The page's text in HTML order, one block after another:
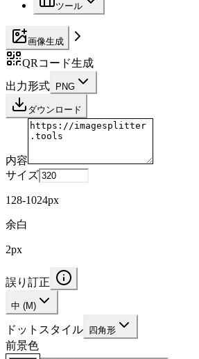
ツール
画像生成
QRコード生成
出力形式
PNG
ダウンロード
内容
サイズ
128-1024px
余白
2px
誤り訂正
中 (M)
ドットスタイル 四角形
前景色